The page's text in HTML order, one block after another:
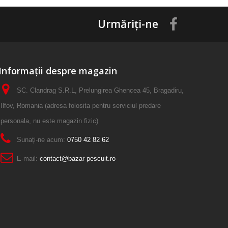
Urmăriți-ne
Informații despre magazin
SC. Clandrag S.R.L, Prelungirea Ghencea 45, Bragadiru,
Ilfov, Romania (adresa folosita pentru serviciul predare
personala, nu este magazin fizic)
Sunați-ne acum: 0750 42 82 62
E-mail: contact@bazar-pescuit.ro